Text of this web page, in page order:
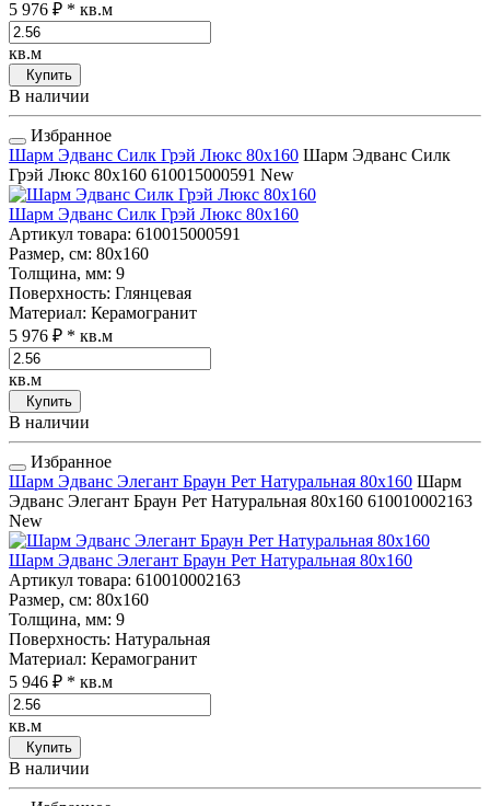
5 976 ₽ * кв.м
кв.м
Купить
В наличии
Избранное
Шарм Эдванс Силк Грэй Люкс 80x160 Шарм Эдванс Силк
Грэй Люкс 80x160 610015000591 New
Шарм Эдванс Силк Грэй Люкс 80x160
Артикул товара: 610015000591
Размер, см: 80x160
Толщина, мм: 9
Поверхность: Глянцевая
Материал: Керамогранит
5 976 ₽ * кв.м
кв.м
Купить
В наличии
Избранное
Шарм Эдванс Элегант Браун Рет Натуральная 80x160 Шарм
Эдванс Элегант Браун Рет Натуральная 80x160 610010002163
New
Шарм Эдванс Элегант Браун Рет Натуральная 80x160
Артикул товара: 610010002163
Размер, см: 80x160
Толщина, мм: 9
Поверхность: Натуральная
Материал: Керамогранит
5 946 ₽ * кв.м
кв.м
Купить
В наличии